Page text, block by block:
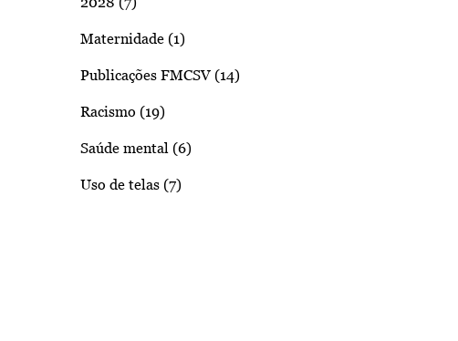
Maternidade (1)
Publicações FMCSV (14)
Racismo (19)
Saúde mental (6)
Uso de telas (7)